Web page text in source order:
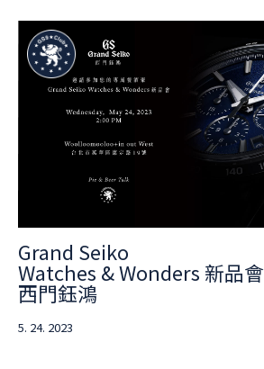
Grand Seiko
Watches & Wonders 新品會
西門鈺鴻
5. 24. 2023